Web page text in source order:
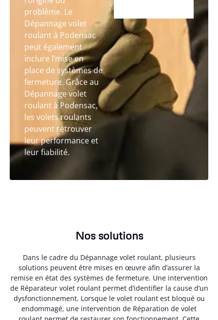
problème. Le
Dépannage volet
roulant à Podensac
peut également
inclure l’mise en
place de systèmes de
fermeture. Grâce au
Dépannage volet
roulant à Podensac,
les volets roulants
peuvent retrouver
leur performance et
leur fiabilité.
Nos solutions
Dans le cadre du Dépannage volet roulant, plusieurs
solutions peuvent être mises en œuvre afin d’assurer la
remise en état des systèmes de fermeture. Une intervention
de Réparateur volet roulant permet d’identifier la cause d’un
dysfonctionnement. Lorsque le volet roulant est bloqué ou
endommagé, une intervention de Réparation de volet